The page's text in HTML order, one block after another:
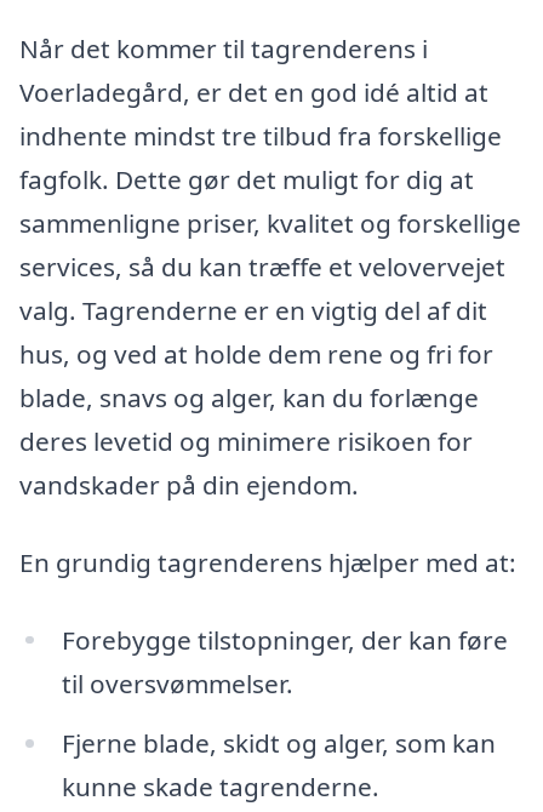
Når det kommer til tagrenderens i
Voerladegård, er det en god idé altid at
indhente mindst tre tilbud fra forskellige
fagfolk. Dette gør det muligt for dig at
sammenligne priser, kvalitet og forskellige
services, så du kan træffe et velovervejet
valg. Tagrenderne er en vigtig del af dit
hus, og ved at holde dem rene og fri for
blade, snavs og alger, kan du forlænge
deres levetid og minimere risikoen for
vandskader på din ejendom.
En grundig tagrenderens hjælper med at:
Forebygge tilstopninger, der kan føre
til oversvømmelser.
Fjerne blade, skidt og alger, som kan
kunne skade tagrenderne.